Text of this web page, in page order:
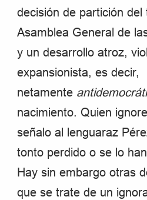
decisión de partición del
Asamblea General de
y un desarrollo atroz,
expansionista, es decir,
netamente
nacimiento. Quien
señalo al lenguaraz
tonto perdido o se lo
Hay sin embargo otras
que se trate de un